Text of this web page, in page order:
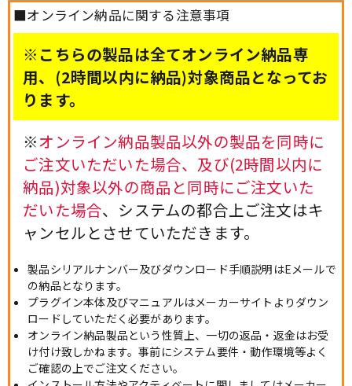
■オンライン納品に関する注意事項
※こちらの製品は全てオンライン納品専
用、(2時間以内に納品)対象商品となってお
ります。
※オンライン納品製品以外の製品を同時に
ご注文いただいた場合、及び(2時間以内に
納品)対象以外の商品と同時にご注文いた
だいた場合、システムの都合上ご注文はキ
ャンセルとさせていただきます。
製品シリアルナンバー及びダウンロード手順説明はEメールで
の納品となります。
プラグイン本体及びマニュアルはメーカーサイトよりダウン
ロードしていただく必要があります。
オンライン納品製品という性質上、一切の返品・返金はお受
け付け致しかねます。事前にシステム要件・動作環境等よく
ご確認の上でご注文ください。